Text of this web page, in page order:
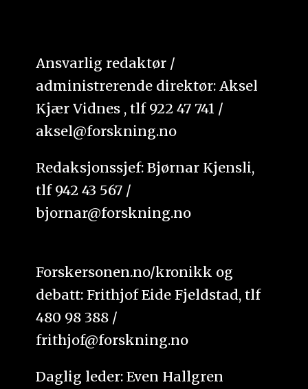
Ansvarlig redaktør /
administrerende direktør: Aksel
Kjær Vidnes , tlf 922 47 741 /
aksel@forskning.no
Redaksjonssjef: Bjørnar Kjensli,
tlf 942 43 567 /
bjornar@forskning.no
Forskersonen.no/kronikk og
debatt: Frithjof Eide Fjeldstad, tlf
480 98 388 /
frithjof@forskning.no
Daglig leder: Even Hallgren